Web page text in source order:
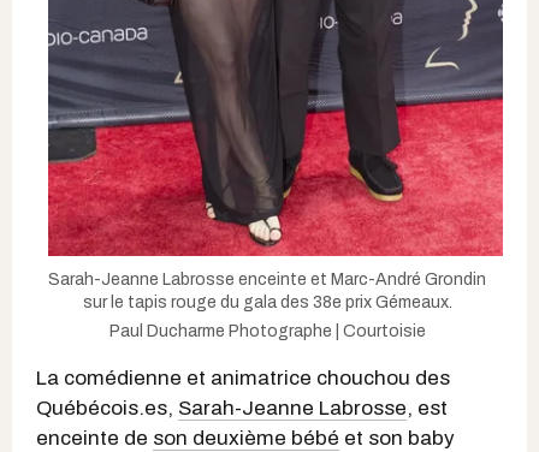
Sarah-Jeanne Labrosse enceinte et Marc-André Grondin
sur le tapis rouge du gala des 38e prix Gémeaux.
Paul Ducharme Photographe | Courtoisie
La comédienne et animatrice chouchou des
Québécois.es, Sarah-Jeanne Labrosse, est
enceinte de son deuxième bébé et son baby